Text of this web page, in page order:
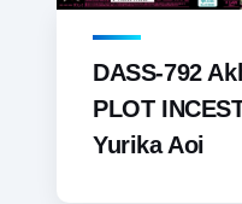
DASS-792
PLOT
Yurika Aoi